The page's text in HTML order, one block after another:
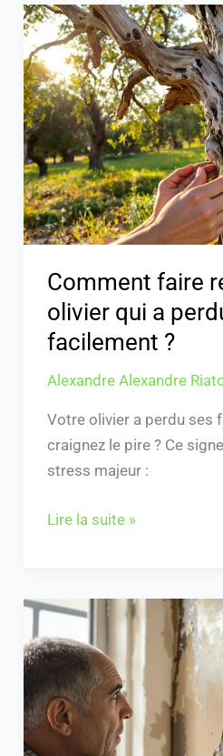
Comment faire
olivier qui a
facilement ?
Alexandre Alexandre
Votre olivier a perdu ses
craignez le pire ? Ce
stress majeur :
Comment
faire
repartir
un
olivier
qui
a
perdu
ses
feuilles
facilement
Lire la suite »
Boitier
anti
humidité
électromagnétique
avis